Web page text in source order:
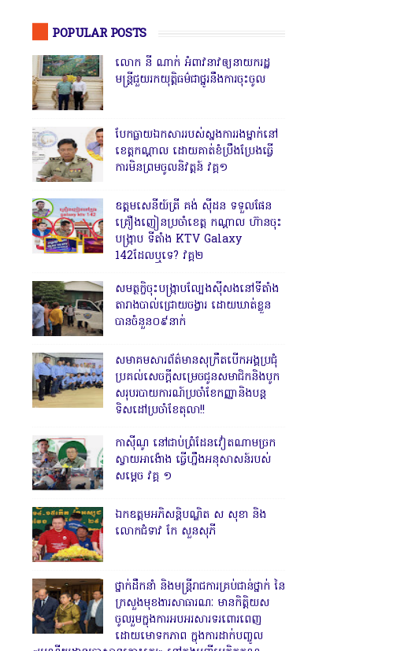
POPULAR POSTS
លោក នី ណាក់ អំពាវនាវឲ្យនាយករដ្ឋ
មន្ត្រីជួយរកយុត្តិធម៌ជាថ្នូរនឹងការចុះចូល
បែកធ្លាយឯកសាររបស់ស្នងការរងម្នាក់នៅ
ខេត្តកណ្ដាល ដោយគាត់ខំប្រឹងប្រែងធ្វើ
ការមិនព្រមចូលនិវត្តន៍ វគ្គ១
ឧត្តមសេនីយ៍ត្រី គង់ ស៊ីដន ទទួលផែន
គ្រឿងញៀនប្រចាំខេត្ត កណ្តាល ហ៊ានចុះ
បង្ក្រាប ទីតាំង KTV Galaxy
142ដែលឬទេ? វគ្គ២
សមត្ថកិ្ចចុះបង្ក្រាបល្បែងស៊ីសងនៅទីតាំង
តារាងបាល់ជ្រោយចង្វារ ដោយឃាត់ខ្លួន
បានចំនួន០៩នាក់
សមាគមសារព័ត៌មានសុក្រឹតបើកអង្គប្រជុំ
ប្រគល់សេចក្តីសម្រេចជូនសមាជិកនិងបូក
សរុបរបាយការណ៍ប្រចាំខែកញ្ញានិងបន្ត
ទិសដៅប្រចាំខែតុលា!!
កាសុីណូ នៅជាប់ព្រំដែនវៀតណាមច្រក
ស្វាយអាង៉ោង ធ្វើហ្នឹងអនុសាសន៍របស់
សម្ដេច វគ្គ ១
ឯកឧត្តមអភិសន្តិបណ្ឌិត ស សុខា និង
លោកជំទាវ កែ សួនសុភី
ថ្នាក់ដឹកនាំ និងមន្ត្រីរាជការគ្រប់ជាន់ថ្នាក់ នៃ
ក្រសួងមុខងារសាធារណៈ មានកិត្តិយស
ចូលរួមក្នុងការអបអរសារទរពោរពេញ
ដោយមោទកភាព ក្នុងការដាក់បញ្ចូល